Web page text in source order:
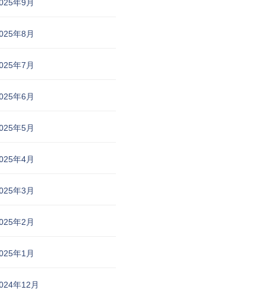
年9月
年8月
年7月
年6月
年5月
年4月
年3月
年2月
年1月
年12月